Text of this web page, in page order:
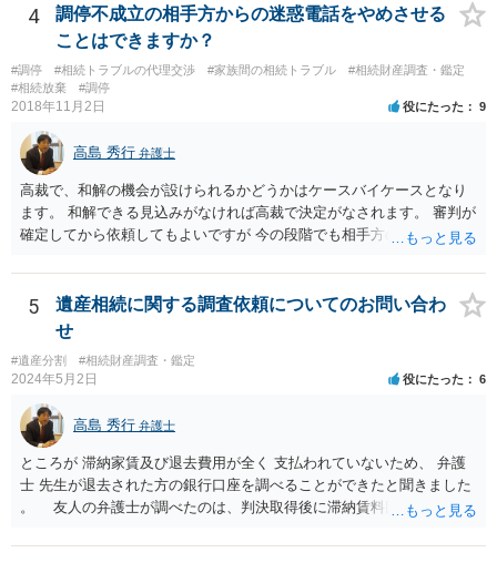
行等に照会をかけることになるでしょう。 不動産は、相続登記が済ん
でいなければ市役所ないし区役所に、お子様と義父様のつながりがわ
かる戸籍一式を揃えてもちこみ、「名寄せ」という手続きをすると、
分かると思います。遺産分割協議書の偽造等により既に相続登記され
てしまっている場合は、住所などに当たりをつけて登記名義を調べて
すが、現代では、各々が自由に価格設定をしていますので、特に相場
はお示しできません。ただし、かつて日本弁護士連合会が設けていた
報酬基準を踏まえて価格設定している弁護士は一定数いると思います
ので、それが一応の目安となるでしょう。
4
調停不成立の相手方からの迷惑電話をやめさせる
ことはできますか？
#調停 #相続トラブルの代理交渉 #家族間の相続トラブル
#相続財産調査・鑑定
#相続放棄
#調停
2018年11月2日 役にたった 9
高島 秀行 弁護士
高裁で、和解の機会が設けられるかどうかはケースバイケースとなり
ます。 和解できる見込みがなければ高裁で決定がなされます。 審判が
確定してから依頼してもよいですが 今の段階でも相手方の連絡が迷惑
5
遺産相続に関する調査依頼についてのお問い合わ
せ
#遺産分割 #相続財産調査・鑑定
2024年5月2日 役にたった 6
高島 秀行 弁護士
ところが 滞納家賃及び退去費用が全く 支払われていないため、 弁護
士 先生が退去された方の銀行口座を調べることができたと聞きました
。 友人の弁護士が調べたのは、判決取得後に滞納賃料回収のため
預金の入出金履歴を調べたわけではありません。 残念ながら、事案